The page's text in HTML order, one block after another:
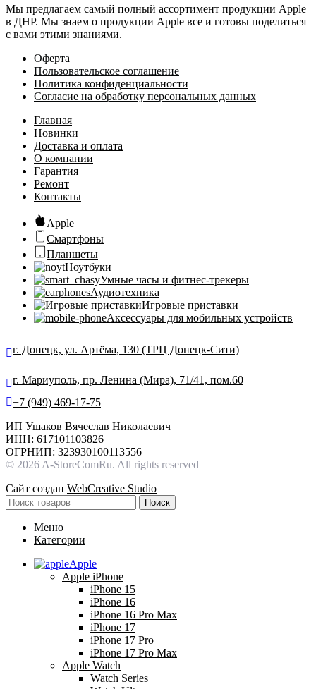
Мы предлагаем самый полный ассортимент продукции Apple
в ДНР. Мы знаем о продукции Apple все и готовы поделиться
с вами этими знаниями.
Оферта
Пользовательское соглашение
Политика конфиденциальности
Согласие на обработку персональных данных
Главная
Новинки
Доставка и оплата
О компании
Гарантия
Ремонт
Контакты
Apple
Смартфоны
Планшеты
Ноутбуки
Умные часы и фитнес-трекеры
Аудиотехника
Игровые приставки
Аксессуары для мобильных устройств
г. Донецк, ул. Артёма, 130 (ТРЦ Донецк-Сити)
г. Мариуполь, пр. Ленина (Мира), 71/41, пом.60
+7 (949) 469-17-75
ИП Ушаков Вячеслав Николаевич
ИНН: 617101103826
ОГРНИП: 323930100113556
© 2026 A-StoreComRu. All rights reserved
Сайт создан WebCreative Studio
Поиск
Меню
Категории
Apple
Apple iPhone
iPhone 15
iPhone 16
iPhone 16 Pro Max
iPhone 17
iPhone 17 Pro
iPhone 17 Pro Max
Apple Watch
Watch Series